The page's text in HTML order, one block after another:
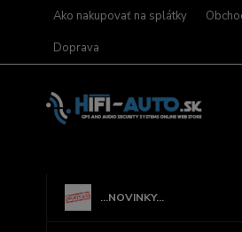
Ako nakupovať na splátky
Doprava
...NOVINKY...